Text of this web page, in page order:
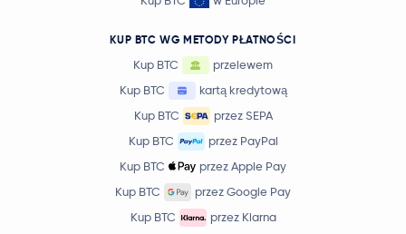
KUP BTC WG METODY PŁATNOŚCI
Kup BTC
przelewem
Kup BTC
kartą kredytową
Kup BTC
przez SEPA
Kup BTC
przez PayPal
Kup BTC
przez Apple Pay
Kup BTC
przez Google Pay
Kup BTC
przez Klarna